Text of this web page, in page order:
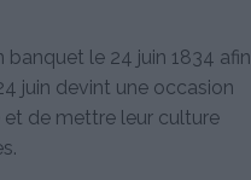
le 24 juin 1834 afin
juin devint une occasion
de mettre leur culture